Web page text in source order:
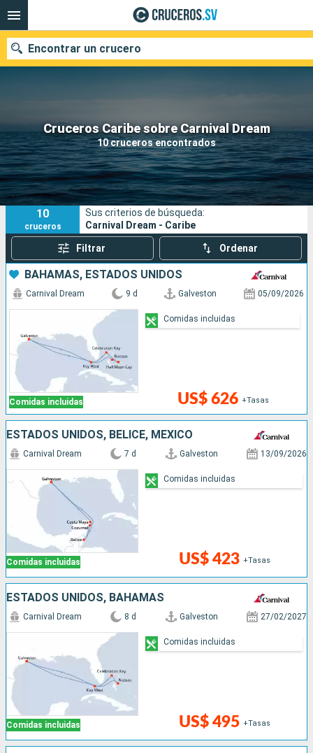
Cruceros Caribe sobre Carnival Dream
10 cruceros encontrados
Encontrar un crucero
Nuestros destinos
Fecha de salida
Puertos Compañías
Buscar
10
cruceros
Sus criterios de búsqueda:
Carnival Dream - Caribe
Filtrar Ordenar
BAHAMAS, ESTADOS UNIDOS
Comidas incluidas
Carnival Dream 9 d Galveston 05/09/2026
US$ 626 +Tasas
Comidas incluidas
ESTADOS UNIDOS, BELICE, MÉXICO
Comidas incluidas
Carnival Dream 7 d Galveston 13/09/2026
US$ 423 +Tasas
Comidas incluidas
ESTADOS UNIDOS, BAHAMAS
Comidas incluidas
Carnival Dream 8 d Galveston 27/02/2027
US$ 495 +Tasas
Comidas incluidas